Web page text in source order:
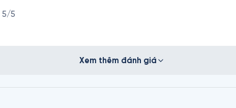
5/5
Xem thêm đánh giá